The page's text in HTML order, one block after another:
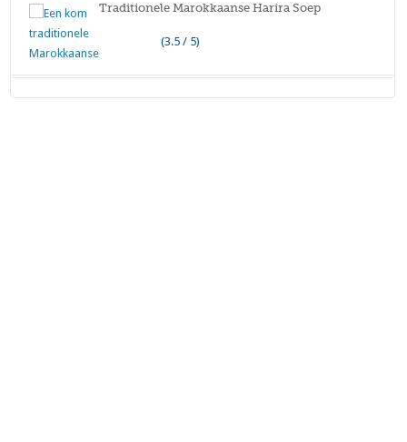
Traditionele Marokkaanse Harira Soep
(3.5 / 5)